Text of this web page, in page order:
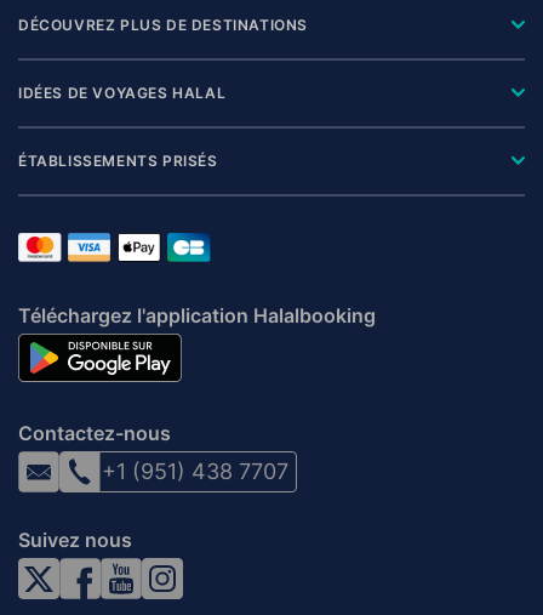
DÉCOUVREZ PLUS DE DESTINATIONS
IDÉES DE VOYAGES HALAL
ÉTABLISSEMENTS PRISÉS
Téléchargez l'application Halalbooking
Contactez-nous
+1 (951) 438 7707
Suivez nous